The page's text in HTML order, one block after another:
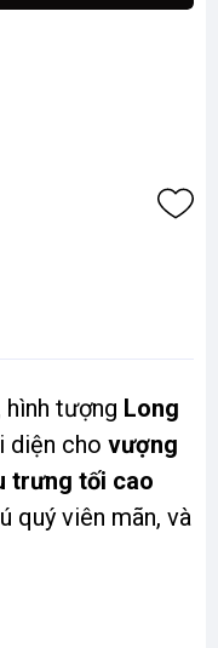
tượng Long
diện cho vượng
trưng tối cao
quý viên mãn, và